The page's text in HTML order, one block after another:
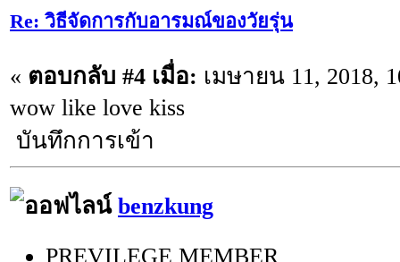
Re: วิธีจัดการกับอารมณ์ของวัยรุ่น
« ตอบกลับ #4 เมื่อ: เมษายน 11, 2018,
wow like love kiss
บันทึกการเข้า
benzkung
PREVILEGE MEMBER